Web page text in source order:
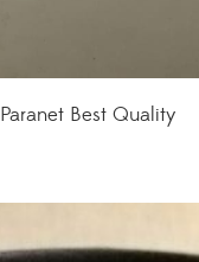
Paranet Best Quality